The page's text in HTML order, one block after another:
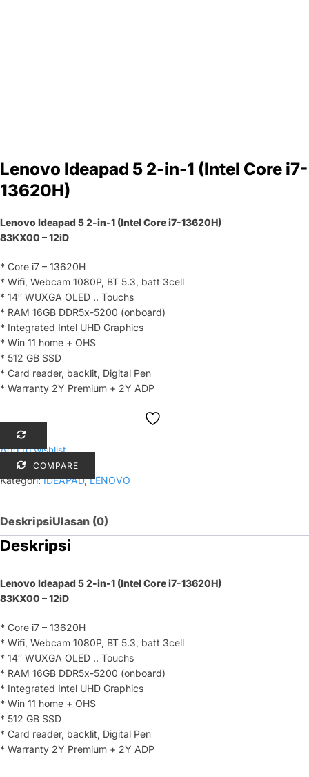
Lenovo Ideapad 5 2-in-1 (Intel Core i7-
13620H)
Lenovo Ideapad 5 2-in-1 (Intel Core i7-13620H)
83KX00 – 12iD
* Core i7 – 13620H
* Wifi, Webcam 1080P, BT 5.3, batt 3cell
* 14″ WUXGA OLED .. Touchs
* RAM 16GB DDR5x-5200 (onboard)
* Integrated Intel UHD Graphics
* Win 11 home + OHS
* 512 GB SSD
* Card reader, backlit, Digital Pen
* Warranty 2Y Premium + 2Y ADP
Add to wishlist
COMPARE
Kategori:IDEAPAD,LENOVO
DeskripsiUlasan (0)
Deskripsi
Lenovo Ideapad 5 2-in-1 (Intel Core i7-13620H)
83KX00 – 12iD
* Core i7 – 13620H
* Wifi, Webcam 1080P, BT 5.3, batt 3cell
* 14″ WUXGA OLED .. Touchs
* RAM 16GB DDR5x-5200 (onboard)
* Integrated Intel UHD Graphics
* Win 11 home + OHS
* 512 GB SSD
* Card reader, backlit, Digital Pen
* Warranty 2Y Premium + 2Y ADP